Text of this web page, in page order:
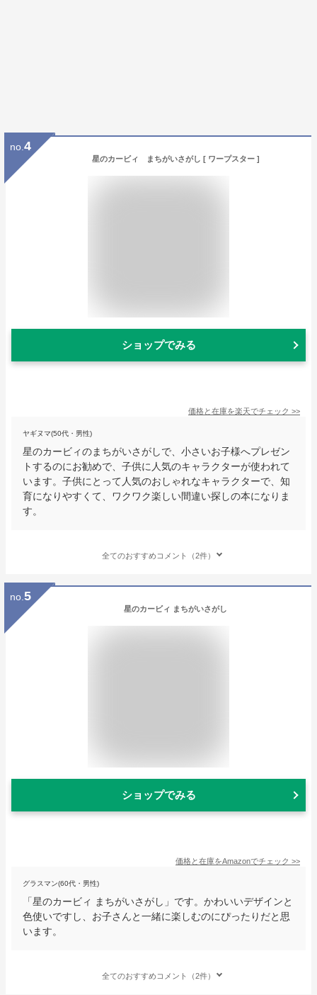
no. 4
星のカービィ まちがいさがし [ ワープスター ]
ショップでみる
価格と在庫を楽天でチェック >>
ヤギヌマ(50代・男性)
星のカービィのまちがいさがしで、小さいお子様へプレゼン
トするのにお勧めで、子供に人気のキャラクターが使われて
います。子供にとって人気のおしゃれなキャラクターで、知
育になりやすくて、ワクワク楽しい間違い探しの本になりま
す。
全てのおすすめコメント（2件）
no. 5
星のカービィ まちがいさがし
ショップでみる
価格と在庫をAmazonでチェック >>
グラスマン(60代・男性)
「星のカービィ まちがいさがし」です。かわいいデザインと
色使いですし、お子さんと一緒に楽しむのにぴったりだと思
います。
全てのおすすめコメント（2件）